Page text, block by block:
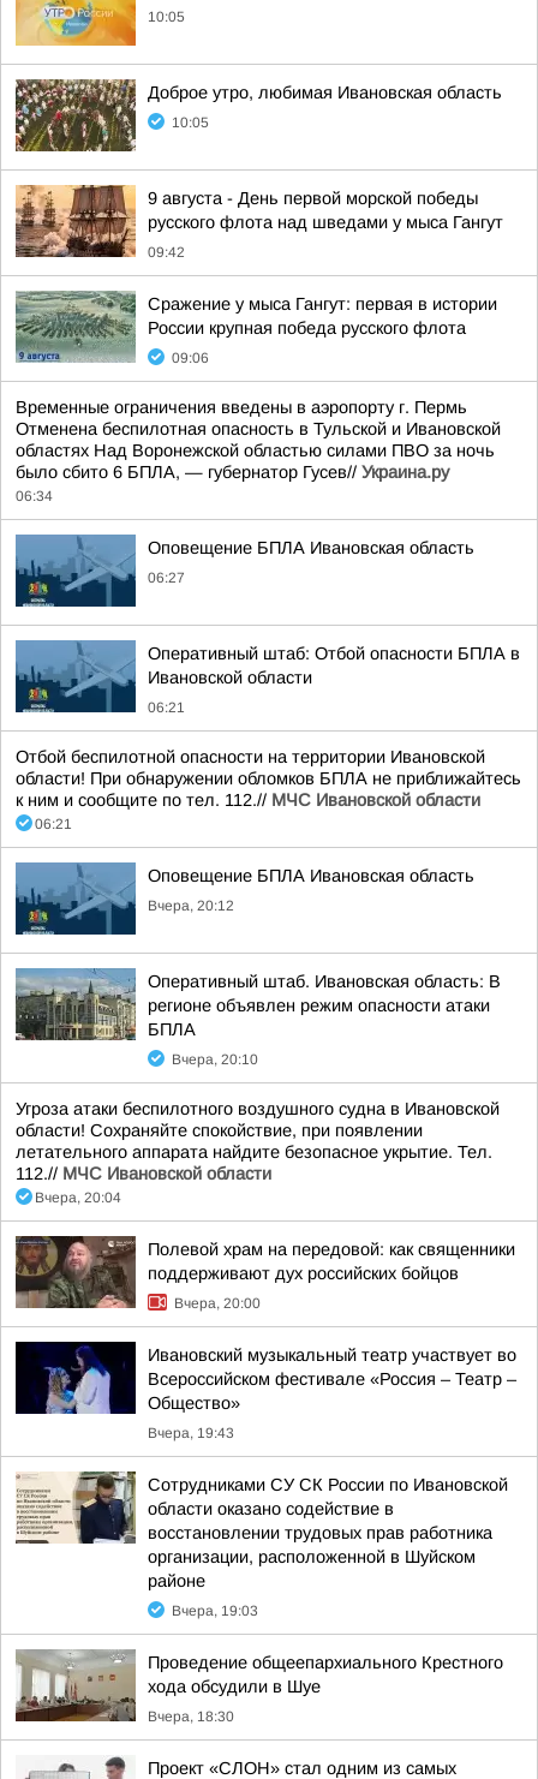
10:05
Доброе утро, любимая Ивановская область
10:05
9 августа - День первой морской победы
русского флота над шведами у мыса Гангут
09:42
Сражение у мыса Гангут: первая в истории
России крупная победа русского флота
09:06
Временные ограничения введены в аэропорту г. Пермь
Отменена беспилотная опасность в Тульской и Ивановской
областях Над Воронежской областью силами ПВО за ночь
было сбито 6 БПЛА, — губернатор Гусев// Украина.ру
06:34
Оповещение БПЛА Ивановская область
06:27
Оперативный штаб: Отбой опасности БПЛА в
Ивановской области
06:21
Отбой беспилотной опасности на территории Ивановской
области! При обнаружении обломков БПЛА не приближайтесь
к ним и сообщите по тел. 112.// МЧС Ивановской области
06:21
Оповещение БПЛА Ивановская область
Вчера, 20:12
Оперативный штаб. Ивановская область: В
регионе объявлен режим опасности атаки
БПЛА
Вчера, 20:10
Угроза атаки беспилотного воздушного судна в Ивановской
области! Сохраняйте спокойствие, при появлении
летательного аппарата найдите безопасное укрытие. Тел.
112.// МЧС Ивановской области
Вчера, 20:04
Полевой храм на передовой: как священники
поддерживают дух российских бойцов
Вчера, 20:00
Ивановский музыкальный театр участвует во
Всероссийском фестивале «Россия – Театр –
Общество»
Вчера, 19:43
Сотрудниками СУ СК России по Ивановской
области оказано содействие в
восстановлении трудовых прав работника
организации, расположенной в Шуйском
районе
Вчера, 19:03
Проведение общеепархиального Крестного
хода обсудили в Шуе
Вчера, 18:30
Проект «СЛОН» стал одним из самых